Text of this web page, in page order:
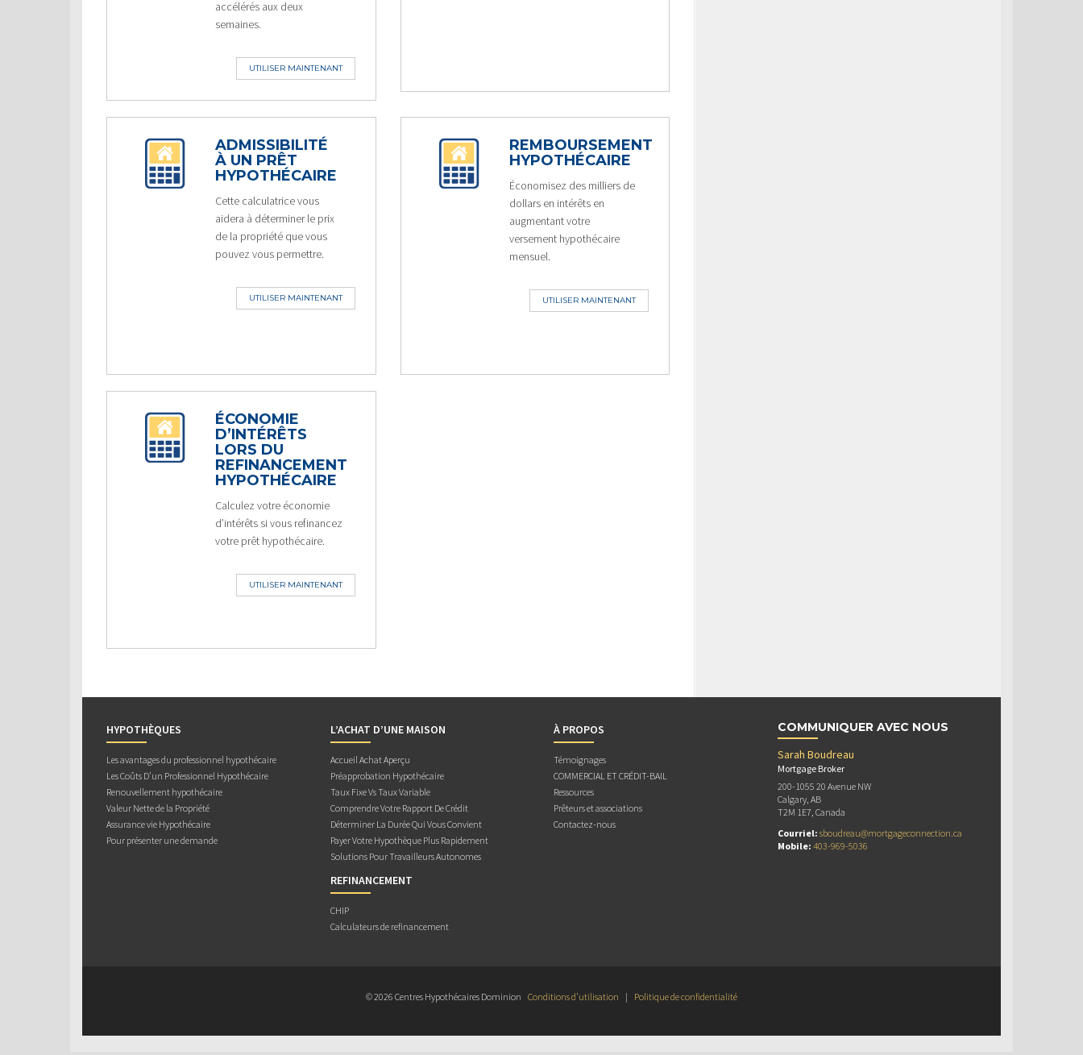
accélérés aux deux
semaines.
UTILISER MAINTENANT
ADMISSIBILITÉ
À UN PRÊT
HYPOTHÉCAIRE
Cette calculatrice vous
aidera à déterminer le prix
de la propriété que vous
pouvez vous permettre.
UTILISER MAINTENANT
REMBOURSEMENT
HYPOTHÉCAIRE
Économisez des milliers de
dollars en intérêts en
augmentant votre
versement hypothécaire
mensuel.
UTILISER MAINTENANT
ÉCONOMIE
D’INTÉRÊTS
LORS DU
REFINANCEMENT
HYPOTHÉCAIRE
Calculez votre économie
d’intérêts si vous refinancez
votre prêt hypothécaire.
UTILISER MAINTENANT
HYPOTHÈQUES
Les avantages du professionnel hypothécaire
Les Coûts D’un Professionnel Hypothécaire
Renouvellement hypothécaire
Valeur Nette de la Propriété
Assurance vie Hypothécaire
Pour présenter une demande
L’ACHAT D’UNE MAISON
Accueil Achat Aperçu
Préapprobation Hypothécaire
Taux Fixe Vs Taux Variable
Comprendre Votre Rapport De Crédit
Déterminer La Durée Qui Vous Convient
Payer Votre Hypothèque Plus Rapidement
Solutions Pour Travailleurs Autonomes
REFINANCEMENT
CHIP
Calculateurs de refinancement
À PROPOS
Témoignages
COMMERCIAL ET CRÉDIT-BAIL
Ressources
Prêteurs et associations
Contactez-nous
COMMUNIQUER AVEC NOUS
Sarah Boudreau
Mortgage Broker
200-1055 20 Avenue NW
Calgary, AB
T2M 1E7, Canada
Courriel: sboudreau@mortgageconnection.ca
Mobile: 403-969-5036
© 2026 Centres Hypothécaires Dominion Conditions d’utilisation | Politique de confidentialité